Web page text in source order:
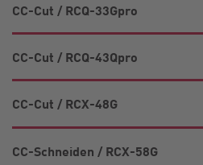
CC-Cut / RCQ-33Gpro
CC-Cut / RCQ-43Qpro
CC-Cut / RCX-48G
CC-Schneiden / RCX-58G